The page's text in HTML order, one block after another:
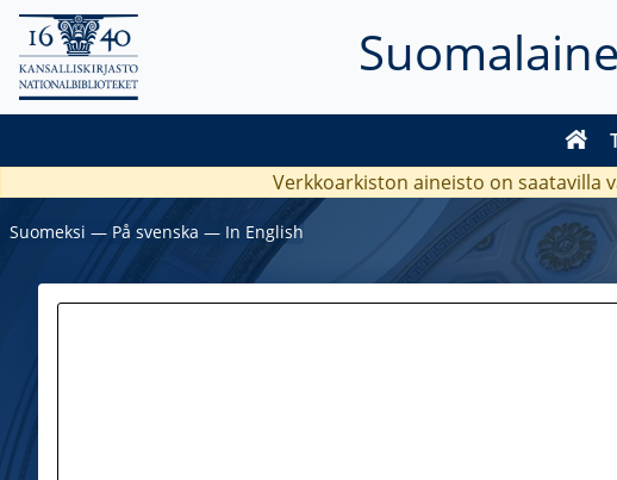
Verkkoarkiston aineisto on saatavilla
Suomeksi ― På svenska ― In English